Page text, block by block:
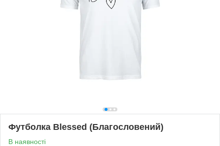
Футболка Blessed (Благословений)
В наявності